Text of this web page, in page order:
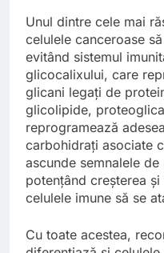
Unul dintre cele mai
celulele canceroase
evitând sistemul
glicocalixului, care
glicani legați de
glicolipide,
reprogramează
carbohidrați asociate
ascunde semnalele
potențând creșterea
celulele imune să se
Cu toate acestea,